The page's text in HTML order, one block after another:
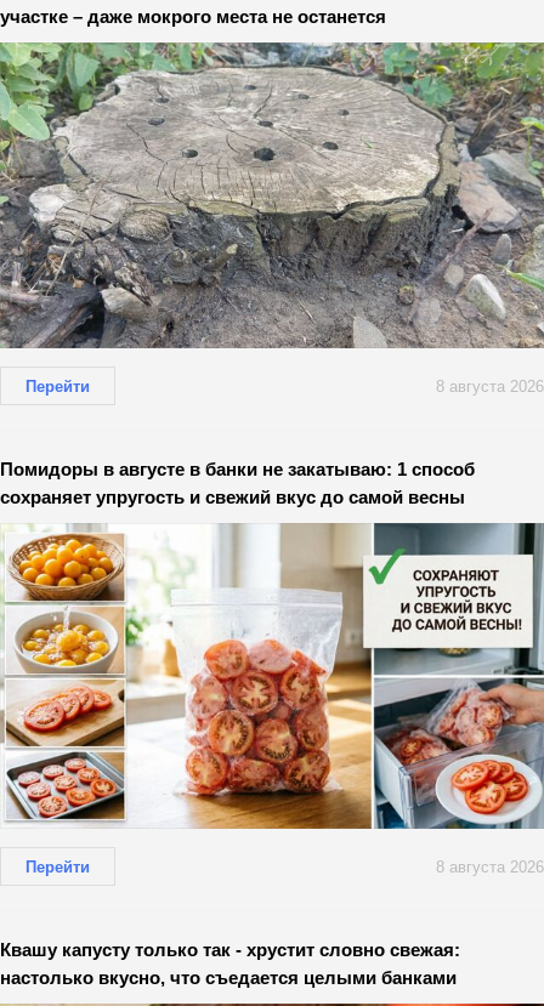
участке – даже мокрого места не останется
Перейти 8 августа 2026
Помидоры в августе в банки не закатываю: 1 способ
сохраняет упругость и свежий вкус до самой весны
Перейти 8 августа 2026
Квашу капусту только так - хрустит словно свежая:
настолько вкусно, что съедается целыми банками